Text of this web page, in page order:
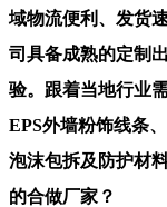
域物流便利、发货
司具备成熟的定制
验。跟着当地行业
EPS外墙粉饰线条
泡沫包拆及防护材
的合做厂家？